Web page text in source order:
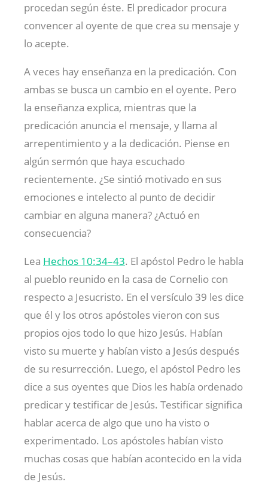
procedan según éste. El predicador procura
convencer al oyente de que crea su mensaje y
lo acepte.
A veces hay enseñanza en la predicación. Con
ambas se busca un cambio en el oyente. Pero
la enseñanza explica, mientras que la
predicación anuncia el mensaje, y llama al
arrepentimiento y a la dedicación. Piense en
algún sermón que haya escuchado
recientemente. ¿Se sintió motivado en sus
emociones e intelecto al punto de decidir
cambiar en alguna manera? ¿Actuó en
consecuencia?
Lea Hechos 10:34–43. El apóstol Pedro le habla
al pueblo reunido en la casa de Cornelio con
respecto a Jesucristo. En el versículo 39 les dice
que él y los otros apóstoles vieron con sus
propios ojos todo lo que hizo Jesús. Habían
visto su muerte y habían visto a Jesús después
de su resurrección. Luego, el apóstol Pedro les
dice a sus oyentes que Dios les había ordenado
predicar y testificar de Jesús. Testificar significa
hablar acerca de algo que uno ha visto o
experimentado. Los apóstoles habían visto
muchas cosas que habían acontecido en la vida
de Jesús.